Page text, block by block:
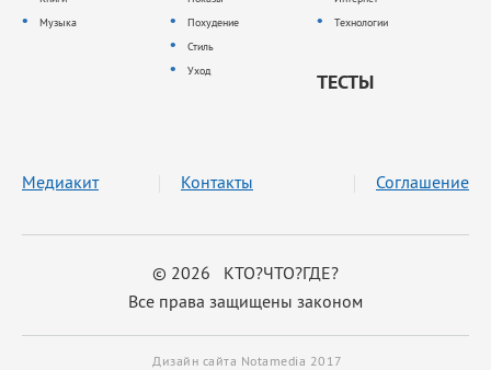
Музыка
Похудение
Стиль
Уход
Технологии
ТЕСТЫ
© 2026 КТО?ЧТО?ГДЕ?
Все права защищены законом
Медиакит Контакты Соглашение
Дизайн сайта Notamedia 2017